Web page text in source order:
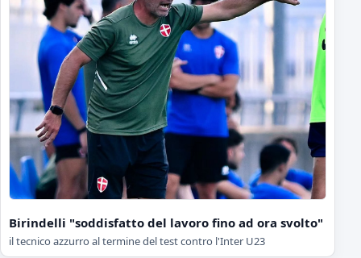
Birindelli "soddisfatto del lavoro fino ad ora svolto"
il tecnico azzurro al termine del test contro l'Inter U23